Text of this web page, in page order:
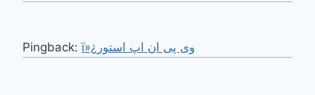
Pingback: ï»¿وی پی ان اپ استور